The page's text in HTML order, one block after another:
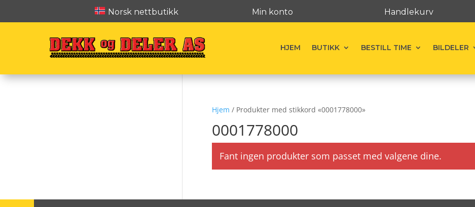
Norsk nettbutikk Min konto Handlekurv
HJEM BUTIKK BESTILL TIME BILDELER
Hjem / Produkter med stikkord «0001778000»
0001778000
Fant ingen produkter som passet med valgene dine.